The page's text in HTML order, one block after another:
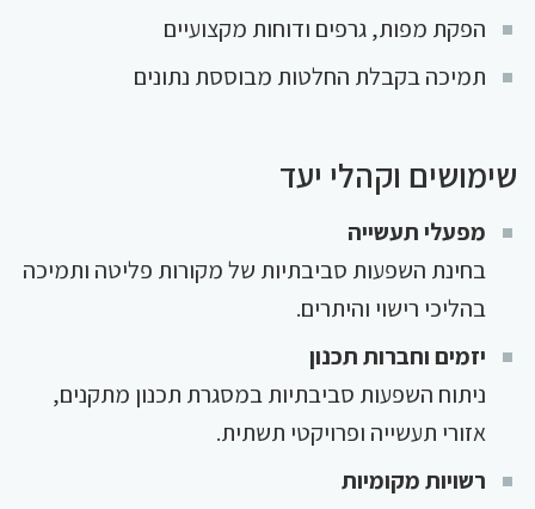
הפקת מפות, גרפים ודוחות מקצועיים
תמיכה בקבלת החלטות מבוססת נתונים
שימושים וקהלי יעד
מפעלי תעשייה
בחינת השפעות סביבתיות של מקורות פליטה ותמיכה
בהליכי רישוי והיתרים.
יזמים וחברות תכנון
ניתוח השפעות סביבתיות במסגרת תכנון מתקנים,
אזורי תעשייה ופרויקטי תשתית.
רשויות מקומיות